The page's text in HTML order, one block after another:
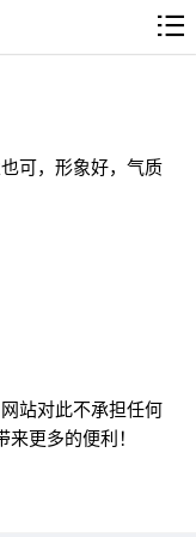
可，形象好，气质
站对此不承担任何
更多的便利！